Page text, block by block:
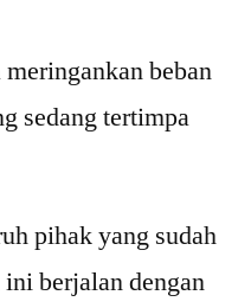
beban
sedang tertimpa
pihak yang sudah
berjalan dengan